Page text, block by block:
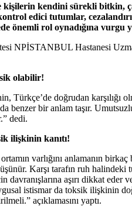
kendini sürekli bitkin,
kontrol edici tutumlar,
önemli rol oynadığına vurgu
NPİSTANBUL Hastanesi
olabilir!
Türkçe’de doğrudan karşılığı
benzer bir anlam taşır.
dedi.
ilişkinin kanıtı!
varlığını anlamanın
Karşı tarafın ruh
davranışlarına aşırı dikkat
istismar da toksik ilişkinin
açıklamasını yaptı.